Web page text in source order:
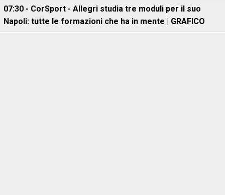
07:30 - CorSport - Allegri studia tre moduli per il suo
Napoli: tutte le formazioni che ha in mente | GRAFICO